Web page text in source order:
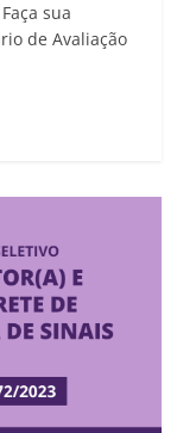
sua
de Avaliação